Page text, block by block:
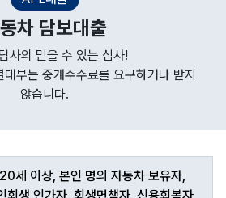
차 담보대출
사의 믿을 수 있는 심사!
부는 중개수수료를 요구하거나 받지
않습니다.
세 이상, 본인 명의 자동차 보유자,